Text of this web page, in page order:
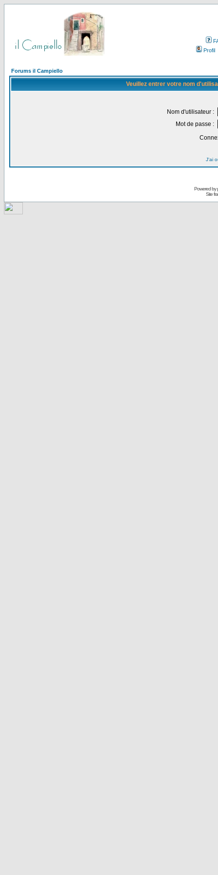
Profil
Forums il Campiello
Veuillez entrer votre nom
Nom d'utilisateur :
Mot de passe :
J'ai
Powered by
Site